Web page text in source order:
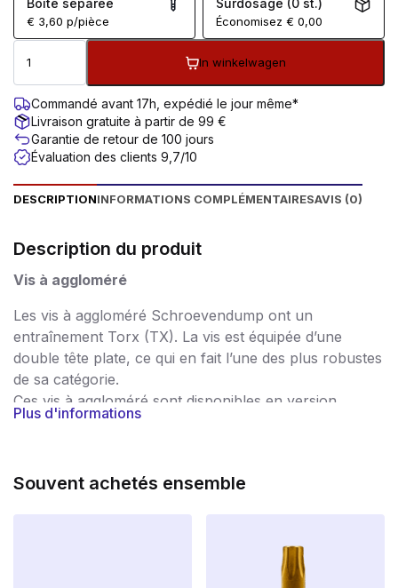
Boîte séparée
€ 3,60 p/pièce
Surdosage (0 st.)
Économisez€ 0,00
In winkelwagen
Commandé avant 17h, expédié le jour même*
Livraison gratuite à partir de 99 €
Garantie de retour de 100 jours
Évaluation des clients 9,7/10
DESCRIPTIONINFORMATIONS COMPLÉMENTAIRESAVIS (0)
Description du produit
Vis à aggloméré
Les vis à aggloméré Schroevendump ont un
entraînement Torx (TX). La vis est équipée d’une
double tête plate, ce qui en fait l’une des plus robustes
de sa catégorie.
Ces vis à aggloméré sont disponibles en version
galvanisée.
un très large éventail d’applications et garantissent un
avez la garantie de ne travailler qu’avec des vis de
haute qualité, sans bavures et très résistantes. Les vis
Plus d'informations
Souvent achetés ensemble